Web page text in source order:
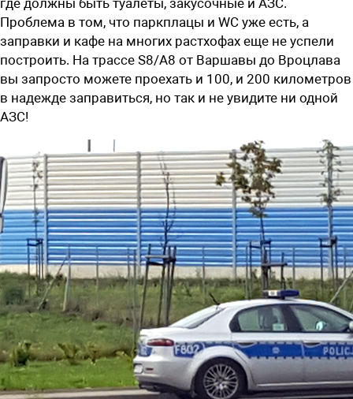
Проблема в том, что паркплацы и WC уже есть, а
заправки и кафе на многих растхофах еще не успели
построить. На трассе S8/А8 от Варшавы до Вроцлава
вы запросто можете проехать и 100, и 200 километров
в надежде заправиться, но так и не увидите ни одной
АЗС!